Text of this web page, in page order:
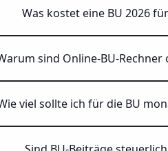
Was kostet eine BU 2026
sind Online-BU-
viel sollte ich für die BU